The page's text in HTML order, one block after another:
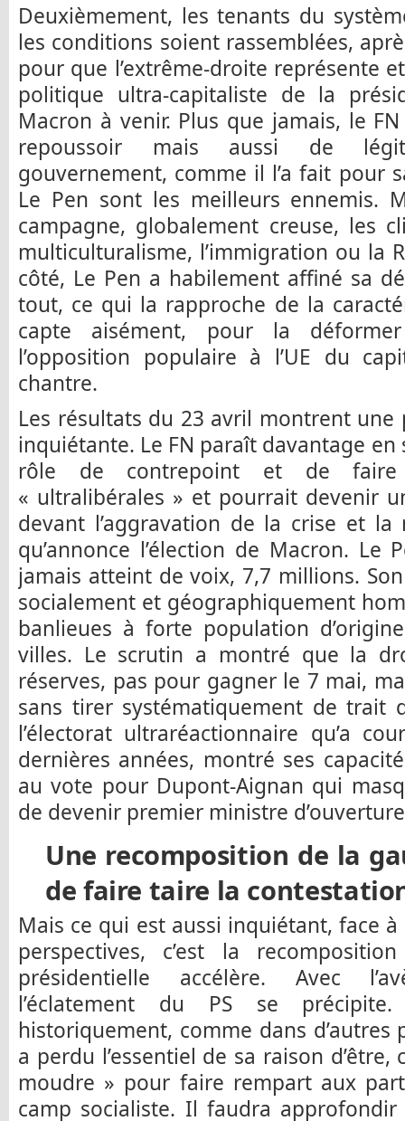
Deuxièmement, les tenants du
les conditions soient rassemblées,
pour que l’extrême-droite représente
politique ultra-capitaliste de la
Macron à venir. Plus que jamais, le
repoussoir mais aussi de
gouvernement, comme il l’a fait pour
Le Pen sont les meilleurs ennemis.
campagne, globalement creuse, les
multiculturalisme, l’immigration ou la
côté, Le Pen a habilement affiné sa
tout, ce qui la rapproche de la
capte aisément, pour la
l’opposition populaire à l’UE du
chantre.
Les résultats du 23 avril montrent une
inquiétante. Le FN paraît davantage
rôle de contrepoint et de faire
« ultralibérales » et pourrait devenir
devant l’aggravation de la crise et la
qu’annonce l’élection de Macron.
jamais atteint de voix, 7,7 millions.
socialement et géographiquement
banlieues à forte population
villes. Le scrutin a montré que la
réserves, pas pour gagner le 7 mai,
sans tirer systématiquement de trait
l’électorat ultraréactionnaire qu’a
dernières années, montré ses
au vote pour Dupont-Aignan qui
de devenir premier ministre
Une recomposition de la
de faire taire la
Mais ce qui est aussi inquiétant, face
perspectives, c’est la
présidentielle accélère. Avec
l’éclatement du PS se précipite.
historiquement, comme dans d’autres
a perdu l’essentiel de sa raison
moudre » pour faire rempart aux
camp socialiste. Il faudra